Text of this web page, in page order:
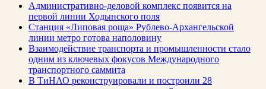
Административно-деловой комплекс появится на
первой линии Ходынского поля
Станция «Липовая роща» Рублево-Архангельской
линии метро готова наполовину
Взаимодействие транспорта и промышленности стало
одним из ключевых фокусов Международного
транспортного саммита
В ТиНАО реконструировали и построили 28